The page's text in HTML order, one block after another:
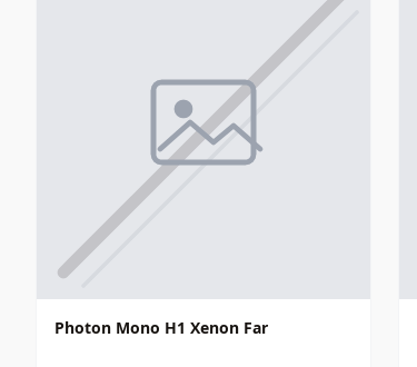
Photon Mono H1 Xenon Far